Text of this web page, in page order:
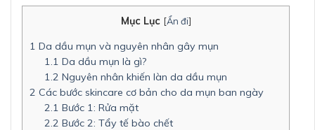
Mục Lục [Ẩn đi]
1 Da dầu mụn và nguyên nhân gây mụn
1.1 Da dầu mụn là gì?
1.2 Nguyên nhân khiến làn da dầu mụn
2 Các bước skincare cơ bản cho da mụn ban ngày
2.1 Bước 1: Rửa mặt
2.2 Bước 2: Tẩy tế bào chết